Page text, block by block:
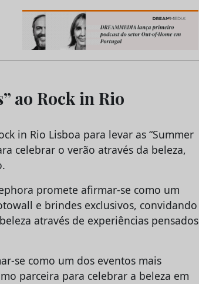
ao Rock in Rio
in Rio Lisboa para levar as “Summer
celebrar o verão através da beleza,
promete afirmar-se como um
e brindes exclusivos, convidando
através de experiências pensados
se como um dos eventos mais
parceira para celebrar a beleza em